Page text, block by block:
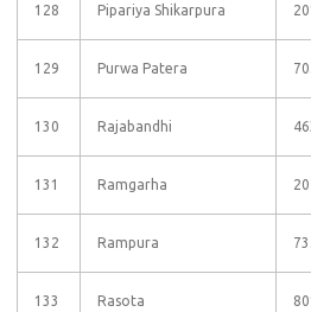
128 Pipariya Shikarpura
129 Purwa Patera
130 Rajabandhi
131 Ramgarha
132 Rampura
133 Rasota